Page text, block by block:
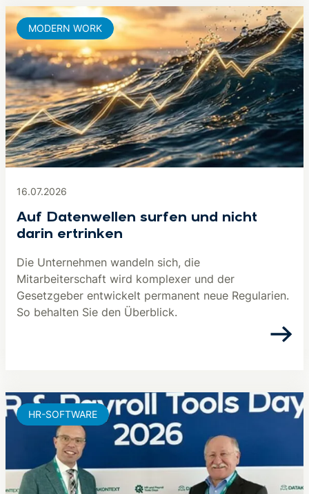
16.07.2026
Auf Datenwellen surfen und nicht
darin ertrinken
Die Unternehmen wandeln sich, die
Mitarbeiterschaft wird komplexer und der
Gesetzgeber entwickelt permanent neue Regularien.
So behalten Sie den Überblick.
MODERN WORK
HR-SOFTWARE